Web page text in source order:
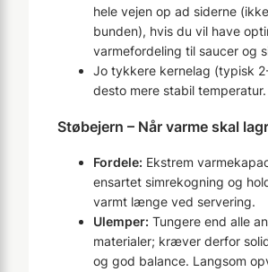
hele vejen op ad siderne
bunden), hvis du vil have
varmefordeling til saucer og
Jo tykkere kernelag (typisk
desto mere stabil temperatur.
Støbejern – Når varme skal
Fordele: Ekstrem
ensartet simrekogning og
varmt længe ved servering.
Ulemper: Tungere end alle
materialer; kræver derfor
og god balance. Langsom